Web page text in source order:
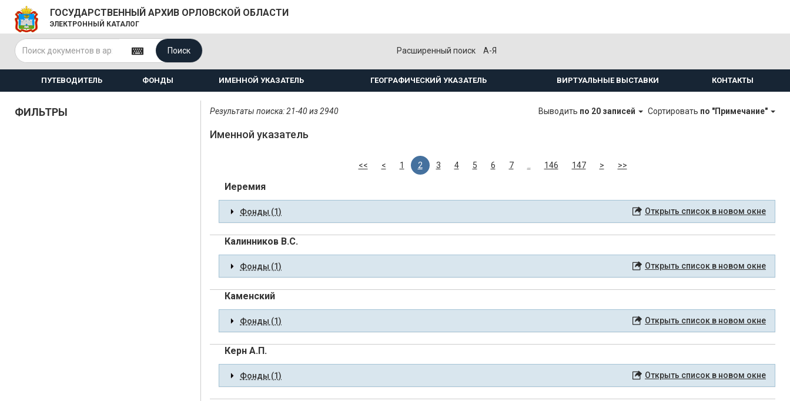
ГОСУДАРСТВЕННЫЙ АРХИВ ОРЛОВСКОЙ ОБЛАСТИ
ЭЛЕКТРОННЫЙ КАТАЛОГ
Поиск Расширенный поиск А-Я
ПУТЕВОДИТЕЛЬ ФОНДЫ ИМЕННОЙ УКАЗАТЕЛЬ ГЕОГРАФИЧЕСКИЙ УКАЗАТЕЛЬ ВИРТУАЛЬНЫЕ ВЫСТАВКИ КОНТАКТЫ
ФИЛЬТРЫ Результаты поиска: 21-40 из 2940 Выводить по 20 записей Сортировать по "Примечание"
Именной указатель
<< < 1 2 3 4 5 6 7 146 147 > >>
Иеремия
Фонды (1) Открыть список в новом окне
Калинников В.С.
Фонды (1) Открыть список в новом окне
Каменский
Фонды (1) Открыть список в новом окне
Керн А.П.
Фонды (1) Открыть список в новом окне